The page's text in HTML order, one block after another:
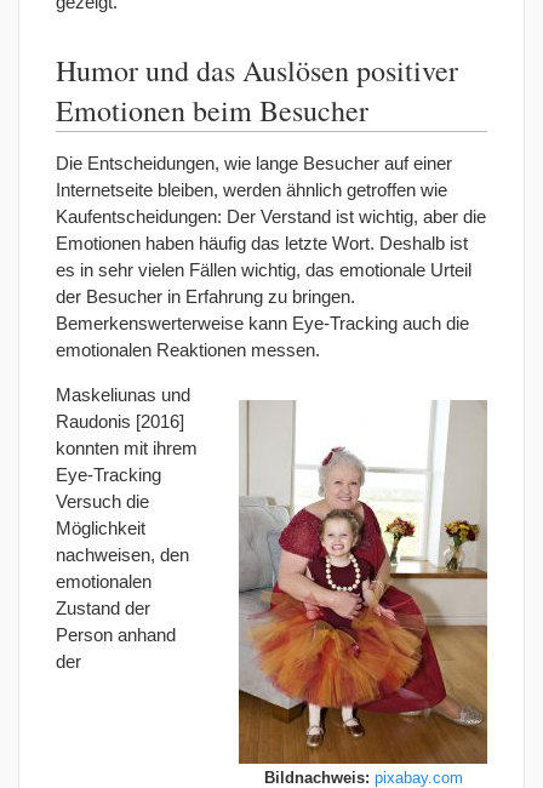
Humor und das Auslösen positiver
Emotionen beim Besucher
Die Entscheidungen, wie lange Besucher auf einer
Internetseite bleiben, werden ähnlich getroffen wie
Kaufentscheidungen: Der Verstand ist wichtig, aber die
Emotionen haben häufig das letzte Wort. Deshalb ist
es in sehr vielen Fällen wichtig, das emotionale Urteil
der Besucher in Erfahrung zu bringen.
Bemerkenswerterweise kann Eye-Tracking auch die
emotionalen Reaktionen messen.
Bildnachweis: pixabay.com
Maskeliunas und
Raudonis [2016]
konnten mit ihrem
Eye-Tracking
Versuch die
Möglichkeit
nachweisen, den
emotionalen
Zustand der
Person anhand
der